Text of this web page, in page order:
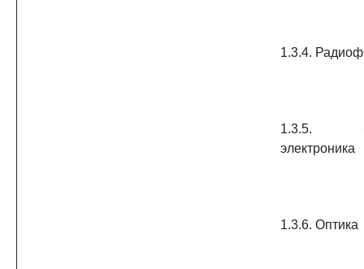
1.3.4.
1.3.5.
электроника
1.3.6. Оптика